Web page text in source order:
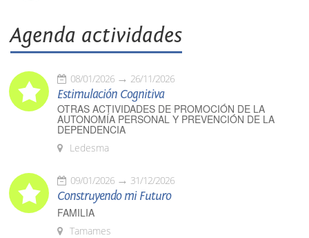
Agenda actividades
08/01/2026 26/11/2026
Estimulación Cognitiva
OTRAS ACTIVIDADES DE PROMOCIÓN DE LA
AUTONOMÍA PERSONAL Y PREVENCIÓN DE LA
DEPENDENCIA
Ledesma
09/01/2026 31/12/2026
Construyendo mi Futuro
FAMILIA
Tamames